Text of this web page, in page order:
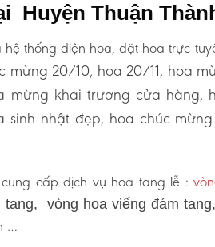
Huyện Thuận
hệ thống điện hoa, đặt hoa trực
mừng 20/10, hoa 20/11, hoa
khai trương cửa hàng,
nhật đẹp, hoa chúc
cung cấp dịch vụ hoa tang lễ :
vòng hoa viếng đám
…